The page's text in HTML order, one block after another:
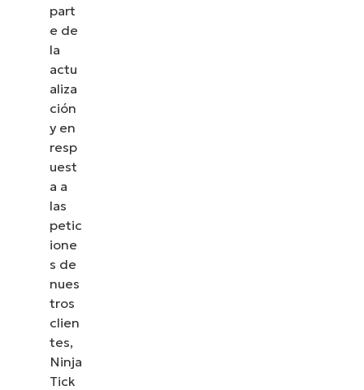
part
e de
la
actu
aliza
ción
y en
resp
uest
a a
las
petic
ione
s de
nues
tros
clien
tes,
Ninja
Tick